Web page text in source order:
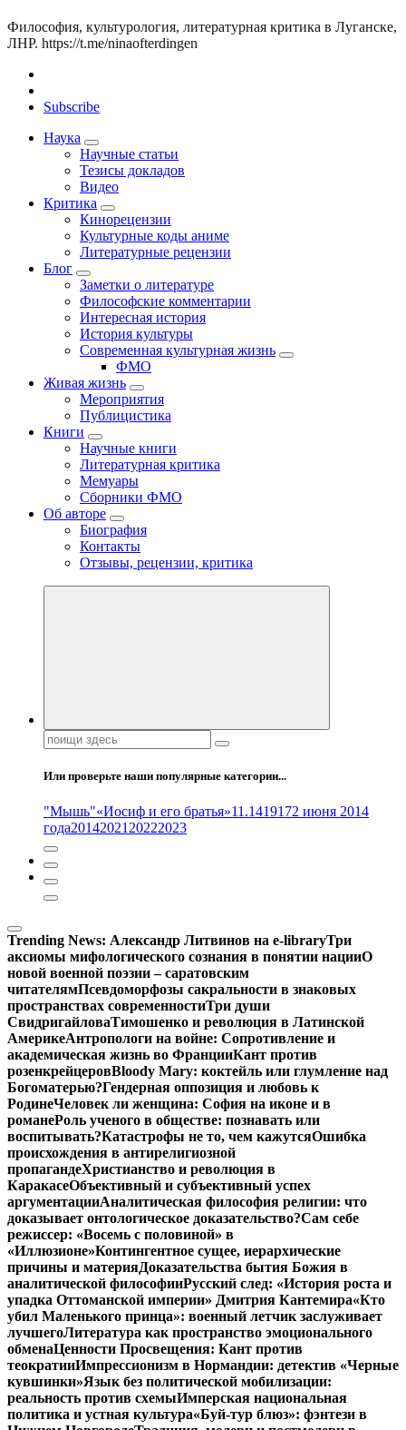
Философия, культурология, литературная критика в Луганске,
ЛНР. https://t.me/ninaofterdingen
Subscribe
Наука
Научные статьи
Тезисы докладов
Видео
Критика
Кинорецензии
Культурные коды аниме
Литературные рецензии
Блог
Заметки о литературе
Философские комментарии
Интересная история
История культуры
Современная культурная жизнь
ФМО
Живая жизнь
Мероприятия
Публицистика
Книги
Научные книги
Литературная критика
Мемуары
Сборники ФМО
Об авторе
Биография
Контакты
Отзывы, рецензии, критика
Поиск:
Или проверьте наши популярные категории...
"Мышь"«Иосиф и его братья»11.1419172 июня 2014
года20142021 20222023
Trending News: Александр Литвинов на e-libraryТри
аксиомы мифологического сознания в понятии нацииО
новой военной поэзии – саратовским
читателямПсевдоморфозы сакральности в знаковых
пространствах современностиТри души
СвидригайловаТимошенко и революция в Латинской
АмерикеАнтропологи на войне: Сопротивление и
академическая жизнь во ФранцииКант против
розенкрейцеровBloody Mary: коктейль или глумление над
Богоматерью?Гендерная оппозиция и любовь к
РодинеЧеловек ли женщина: София на иконе и в
романеРоль ученого в обществе: познавать или
воспитывать?Катастрофы не то, чем кажутсяОшибка
происхождения в антирелигиозной
пропагандеХристианство и революция в
КаракасеОбъективный и субъективный успех
аргументацииАналитическая философия религии: что
доказывает онтологическое доказательство?Сам себе
режиссер: «Восемь с половиной» в
«Иллюзионе»Контингентное сущее, иерархические
причины и материяДоказательства бытия Божия в
аналитической философииРусский след: «История роста и
упадка Оттоманской империи» Дмитрия Кантемира«Кто
убил Маленького принца»: военный летчик заслуживает
лучшегоЛитература как пространство эмоционального
обменаЦенности Просвещения: Кант против
теократииИмпрессионизм в Нормандии: детектив «Черные
кувшинки»Язык без политической мобилизации:
реальность против схемыИмперская национальная
политика и устная культура«Буй-тур блюз»: фэнтези в